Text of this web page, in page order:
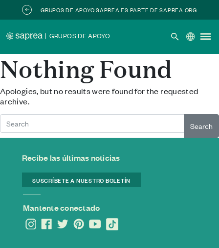
Skip to main contentGRUPOS DE APOYO SAPREA ES PARTE DE SAPREA.ORG
| GRUPOS DE APOYO
Nothing Found
Apologies, but no results were found for the requested
archive.
Search
Recibe las últimas noticias
SUSCRÍBETE A NUESTRO BOLETÍN
Mantente conectado